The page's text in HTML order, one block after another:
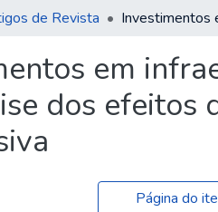
de Revista
em
dos
Página do